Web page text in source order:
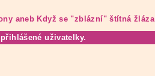
aneb Když se "zblázní" štítná žláza
uživatelky.